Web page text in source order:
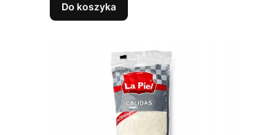
Do koszyka